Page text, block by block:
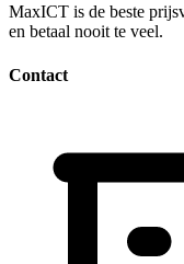
MaxICT is de beste
en betaal nooit te veel.
Contact